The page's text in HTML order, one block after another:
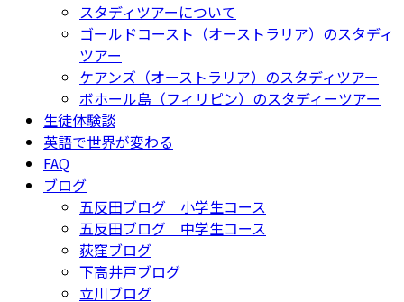
スタディツアーについて
ゴールドコースト（オーストラリア）のスタディ
ツアー
ケアンズ（オーストラリア）のスタディツアー
ボホール島（フィリピン）のスタディーツアー
生徒体験談
英語で世界が変わる
FAQ
ブログ
五反田ブログ 小学生コース
五反田ブログ 中学生コース
荻窪ブログ
下高井戸ブログ
立川ブログ